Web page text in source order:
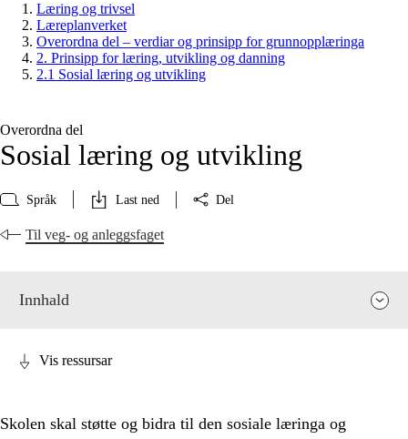
Læring og trivsel
Læreplanverket
Overordna del – verdiar og prinsipp for grunnopplæringa
2. Prinsipp for læring, utvikling og danning
2.1 Sosial læring og utvikling
Overordna del
Sosial læring og utvikling
Språk Last ned Del
Til veg- og anleggsfaget
Innhald
Vis ressursar
Skolen skal støtte og bidra til den sosiale læringa og